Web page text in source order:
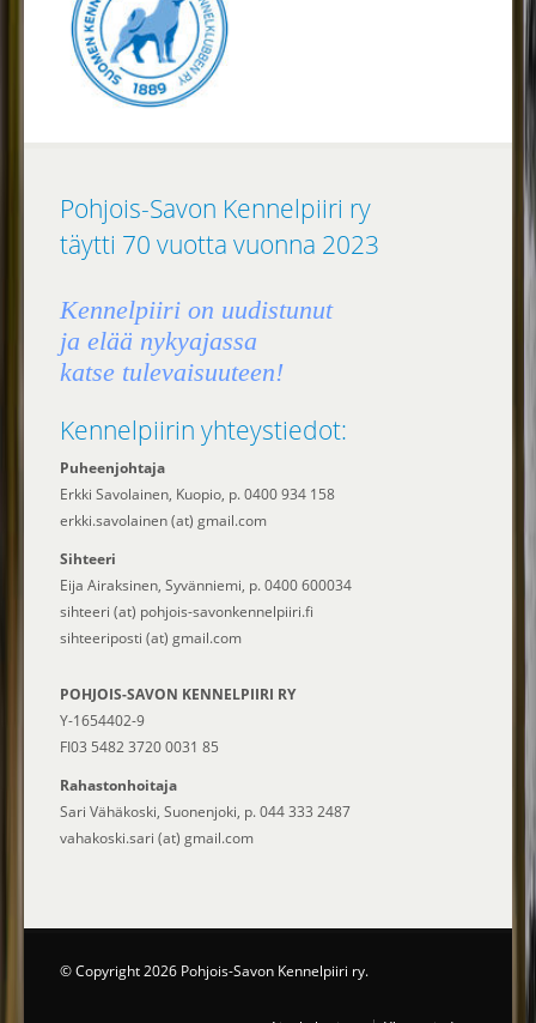
Pohjois-Savon Kennelpiiri ry
täytti 70 vuotta vuonna 2023
Kennelpiiri on uudistunut
ja elää nykyajassa
katse tulevaisuuteen!
Kennelpiirin yhteystiedot:
Puheenjohtaja
Erkki Savolainen, Kuopio, p. 0400 934 158
erkki.savolainen (at) gmail.com
Sihteeri
Eija Airaksinen, Syvänniemi, p. 0400 600034
sihteeri (at) pohjois-savonkennelpiiri.fi
sihteeriposti (at) gmail.com
POHJOIS-SAVON KENNELPIIRI RY
Y-1654402-9
FI03 5482 3720 0031 85
Rahastonhoitaja
Sari Vähäkoski, Suonenjoki, p. 044 333 2487
vahakoski.sari (at) gmail.com
© Copyright 2026 Pohjois-Savon Kennelpiiri ry.